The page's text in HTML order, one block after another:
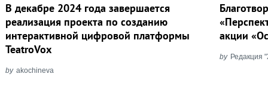
В декабре 2024 года завершается
реализация проекта по созданию
интерактивной цифровой платформы
TeatroVox
by akochineva
акции
by Редакция